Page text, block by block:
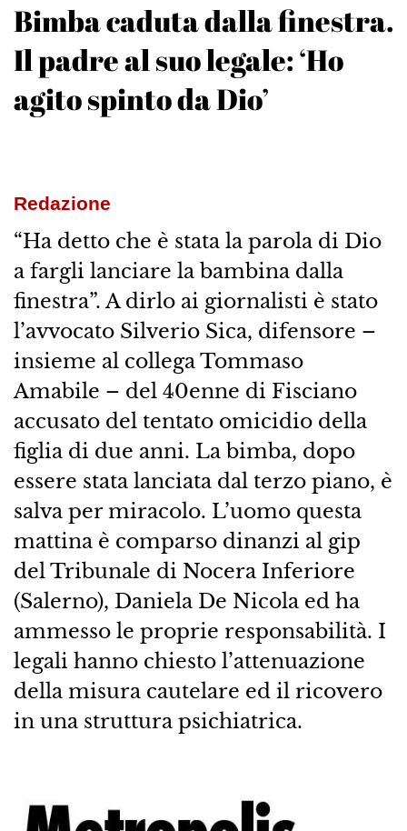
Bimba caduta dalla finestra.
Il padre al suo legale: ‘Ho
agito spinto da Dio’
Redazione
“Ha detto che è stata la parola di Dio
a fargli lanciare la bambina dalla
finestra”. A dirlo ai giornalisti è stato
l’avvocato Silverio Sica, difensore –
insieme al collega Tommaso
Amabile – del 40enne di Fisciano
accusato del tentato omicidio della
figlia di due anni. La bimba, dopo
essere stata lanciata dal terzo piano, è
salva per miracolo. L’uomo questa
mattina è comparso dinanzi al gip
del Tribunale di Nocera Inferiore
(Salerno), Daniela De Nicola ed ha
ammesso le proprie responsabilità. I
legali hanno chiesto l’attenuazione
della misura cautelare ed il ricovero
in una struttura psichiatrica.